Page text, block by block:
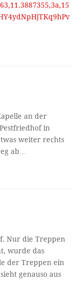
an der
in
weiter rechts
ab…
Nur die Treppen
wurde das
der Treppen ein
genauso aus